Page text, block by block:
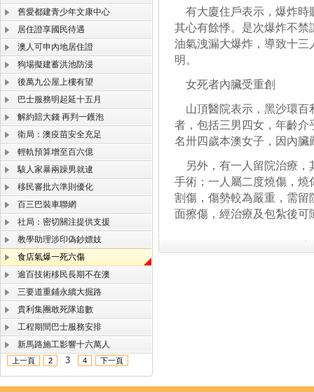
舊愛都建青少年文康中心
居住證享國民待遇
澳人可申內地居住證
狗場擬建蓄洪池防浸
後萬九公屋上樓有望
巴士服務明起延十五月
解約賠大錢 再判一鑊泡
衛局：澳疫苗安全充足
輕軌預算增至百六億
駭人家暴兩躁男就逮
移民審批六準則優化
百三巴裝車聯網
社局：密切關注提供支援
教學助理涉印偽鈔嫖妓
食店氣爆一死六傷
逾百技術移民長期不在澳
三要道重鋪永續大掘路
貴利集團敢死隊追數
工程期間巴士服務安排
新馬路施工影響十六萬人
上一頁 2 3 4 下一頁
有大廈住戶表示，爆炸時
其心有餘悸。是次爆炸不
油氣洩漏大爆炸，導致十
明。
女死者內臟受重創
山頂醫院表示，黑沙環百
者，包括三男四女，年齡
名卅四歲本澳女子，因內
另外，有一人留院治療，
手術；一人屬二度燒傷，
割傷，傷勢較為嚴重，需
面擦傷，經治療及包紮後可